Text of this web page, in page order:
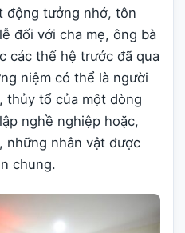
động tưởng nhớ, tôn
đối với cha mẹ, ông bà
các thế hệ trước đã qua
niệm có thể là người
thủy tổ của một dòng
nghề nghiệp hoặc,
những nhân vật được
chung.